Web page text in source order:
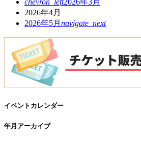
2026年4月
2026年5月 navigate_next
イベントカレンダー
年月アーカイブ